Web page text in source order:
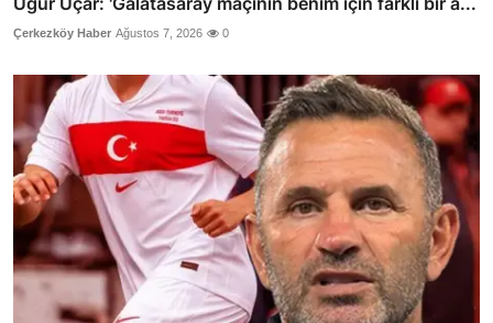
Çerkezköy Haber Ağustos 7, 2026 0